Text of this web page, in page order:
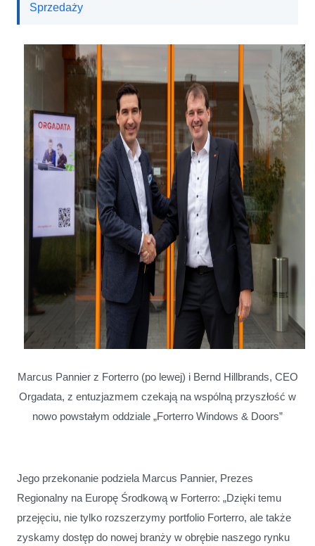
Sprzedaży
Marcus Pannier z Forterro (po lewej) i Bernd Hillbrands, CEO
Orgadata, z entuzjazmem czekają na wspólną przyszłość w
nowo powstałym oddziale „Forterro Windows & Doors”
Jego przekonanie podziela Marcus Pannier, Prezes
Regionalny na Europę Środkową w Forterro: „Dzięki temu
przejęciu, nie tylko rozszerzymy portfolio Forterro, ale także
zyskamy dostęp do nowej branży w obrębie naszego rynku